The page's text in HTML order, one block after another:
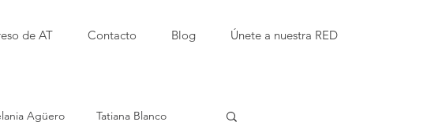
de AT Contacto Blog Únete a nuestra RED
Agüero Tatiana Blanco